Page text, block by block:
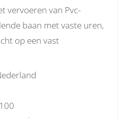
vervoeren van Pvc-
baan met vaste uren,
op een vast